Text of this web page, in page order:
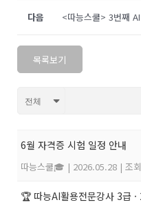
다음
목록보기
6월 자격증 시험 일정 안내
따능스쿨🎓 | 2026.05.28 | 조
🏆 따능AI활용전문강사 3급